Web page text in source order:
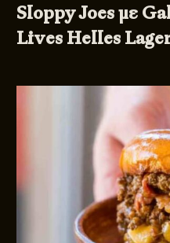
Sloppy Joes με
Lives Helles
© 2011 - 2026
BITTERBOOZE